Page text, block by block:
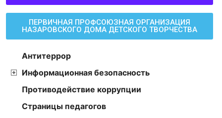
ПЕРВИЧНАЯ ПРОФСОЮЗНАЯ ОРГАНИЗАЦИЯ
НАЗАРОВСКОГО ДОМА ДЕТСКОГО ТВОРЧЕСТВА
Антитеррор
Информационная безопасность
Противодействие коррупции
Страницы педагогов